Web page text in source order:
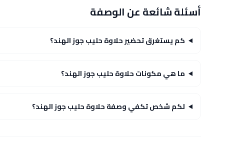
أسئلة شائعة عن الوصفة
كم يستغرق تحضير حلاوة حليب جوز الهند؟
ما هي مكونات حلاوة حليب جوز الهند؟
لكم شخص تكفي وصفة حلاوة حليب جوز الهند؟